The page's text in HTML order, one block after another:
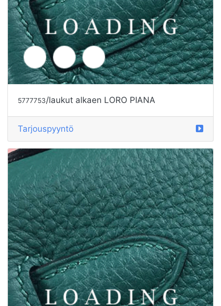
5777753/laukut alkaen LORO PIANA
Tarjouspyyntö